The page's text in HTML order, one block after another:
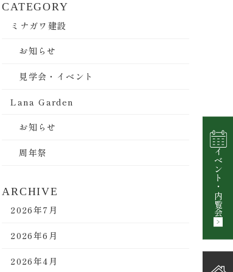
CATEGORY
ミナガワ建設
お知らせ
見学会・イベント
Lana Garden
お知らせ
周年祭
ARCHIVE
2026年7月
2026年6月
2026年4月
イベント
・
内覧会